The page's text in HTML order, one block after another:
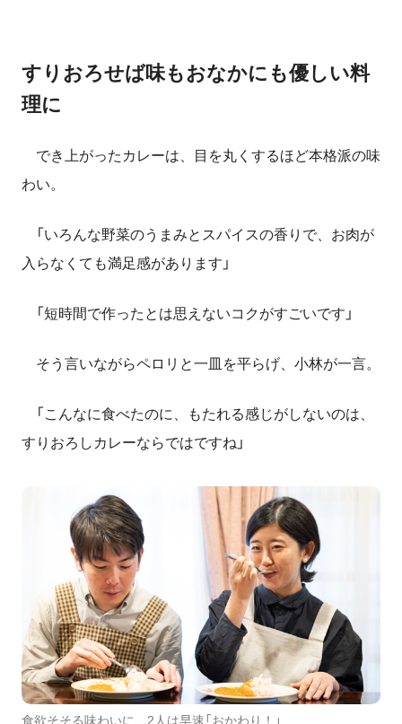
すりおろせば味もおなかにも優しい料
理に
でき上がったカレーは、目を丸くするほど本格派の味
わい。
「いろんな野菜のうまみとスパイスの香りで、お肉が
入らなくても満足感があります」
「短時間で作ったとは思えないコクがすごいです」
そう言いながらペロリと一皿を平らげ、小林が一言。
「こんなに食べたのに、もたれる感じがしないのは、
すりおろしカレーならではですね」
食欲そそる味わいに、2人は早速「おかわり！」